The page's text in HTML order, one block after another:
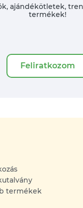
ajándékötletek,
termékek!
Feliratkozom
termékek